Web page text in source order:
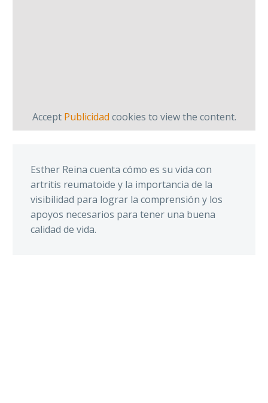
Accept Publicidad cookies to view the content.
Esther Reina cuenta cómo es su vida con
artritis reumatoide y la importancia de la
visibilidad para lograr la comprensión y los
apoyos necesarios para tener una buena
calidad de vida.